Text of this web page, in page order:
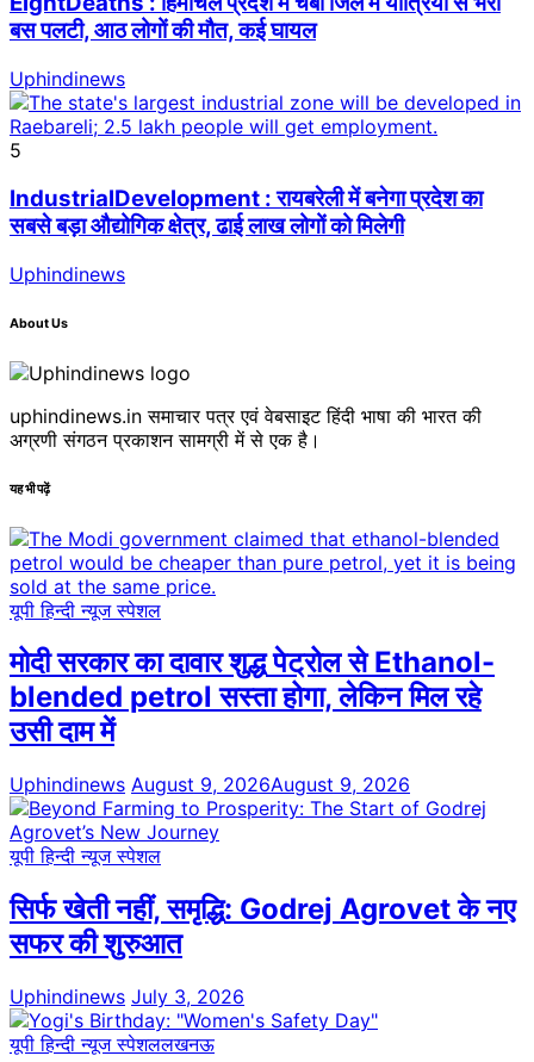
बस पलटी, आठ लोगों की मौत, कई घायल
Uphindinews
5
IndustrialDevelopment : रायबरेली में बनेगा प्रदेश का
सबसे बड़ा औद्योगिक क्षेत्र, ढाई लाख लोगों को मिलेगी
Uphindinews
About Us
uphindinews.in समाचार पत्र एवं वेबसाइट हिंदी भाषा की भारत की
अग्रणी संगठन प्रकाशन सामग्री में से एक है।
यह भी पढ़ें
यूपी हिन्दी न्यूज स्पेशल
मोदी सरकार का दावार शुद्ध पेट्रोल से Ethanol-
blended petrol सस्ता होगा, लेकिन मिल रहे
उसी दाम में
Uphindinews August 9, 2026August 9, 2026
यूपी हिन्दी न्यूज स्पेशल
सिर्फ खेती नहीं, समृद्धि: Godrej Agrovet के नए
सफर की शुरुआत
Uphindinews July 3, 2026
यूपी हिन्दी न्यूज स्पेशललखनऊ